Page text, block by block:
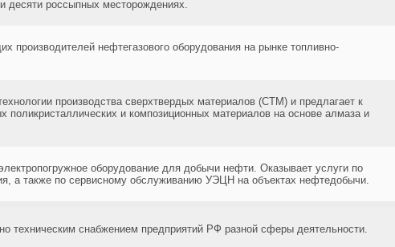
десяти россыпных месторождениях.
нефтегазового оборудования на рынке топливно-
производства сверхтвердых материалов (СТМ) и предлагает к
и композиционных материалов на основе алмаза и
оборудование для добычи нефти. Оказывает услуги по
а также по сервисному обслуживанию УЭЦН на объектах нефтедобычи.
техническим снабжением предприятий РФ разной сферы деятельности.